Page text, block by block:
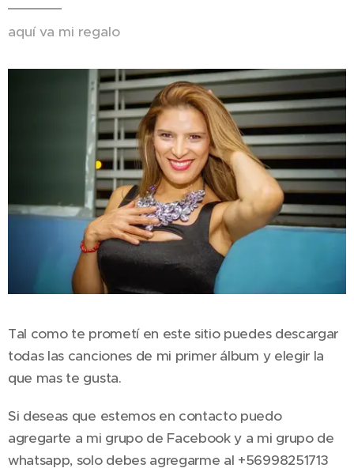
aquí va mi regalo
Tal como te prometí en este sitio puedes descargar
todas las canciones de mi primer álbum y elegir la
que mas te gusta.
Si deseas que estemos en contacto puedo
agregarte a mi grupo de Facebook y a mi grupo de
whatsapp, solo debes agregarme al +56998251713